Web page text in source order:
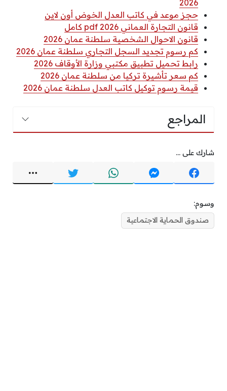
2026
حجز موعد في كاتب العدل الخوض أون لاين
قانون التجارة العماني 2026 pdf كامل
قانون الاحوال الشخصية سلطنة عمان 2026
كم رسوم تجديد السجل التجاري سلطنة عمان 2026
رابط تحميل تطبيق مكتبي وزارة الأوقاف 2026
كم سعر تأشيرة تركيا من سلطنة عمان 2026
قيمة رسوم توكيل كاتب العدل سلطنة عمان 2026
المراجع
شارك على ...
وسوم:
صندوق الحماية الاجتماعية